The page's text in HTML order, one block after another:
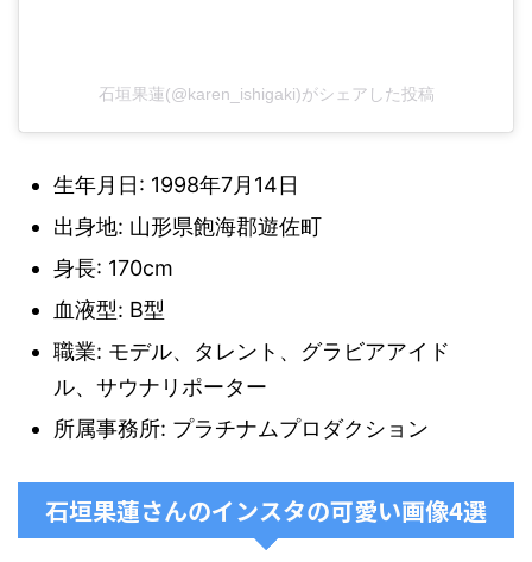
石垣果蓮(@karen_ishigaki)がシェアした投稿
生年月日: 1998年7月14日
出身地: 山形県飽海郡遊佐町
身長: 170cm
血液型: B型
職業: モデル、タレント、グラビアアイド
ル、サウナリポーター
所属事務所: プラチナムプロダクション
石垣果蓮さんのインスタの可愛い画像4選